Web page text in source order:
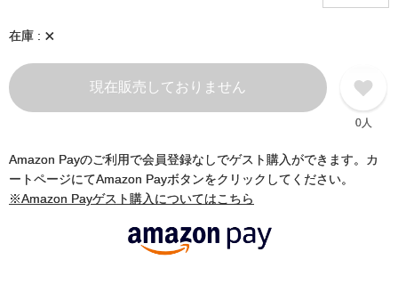
在庫 ×
現在販売しておりません
0人
Amazon Payのご利用で会員登録なしでゲスト購入ができます。カ
ートページにてAmazon Payボタンをクリックしてください。
※Amazon Payゲスト購入についてはこちら